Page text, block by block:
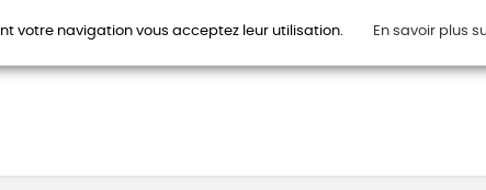
HOMMES FEMMES
votre navigation vous acceptez leur utilisation. En savoir plus